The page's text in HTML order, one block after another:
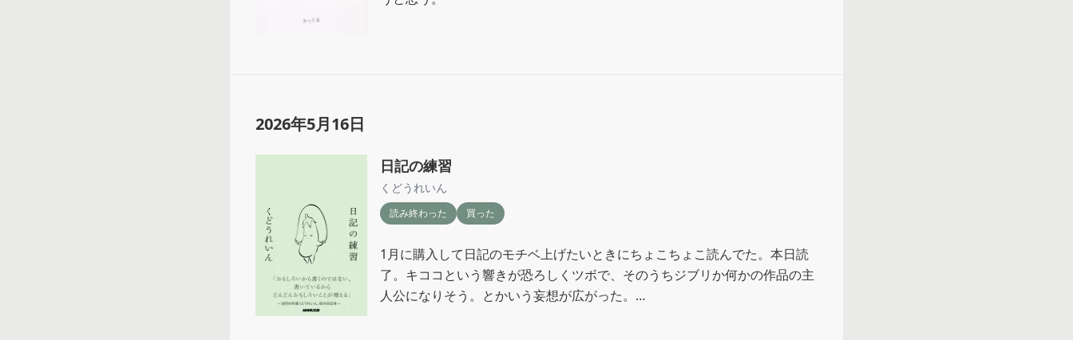
そして、この本に書いてある内容を実行・運営できていた職場が過去にあっ
2026年5月16日
日記の練習
くどうれいん
読み終わった 買った
1月に購入して日記のモチベ上げたいときにちょこちょこ読んでた。本日読
了。キココという響きが恐ろしくツボで、そのうちジブリか何かの作品の主
人公になりそう。とかいう妄想が広がった。